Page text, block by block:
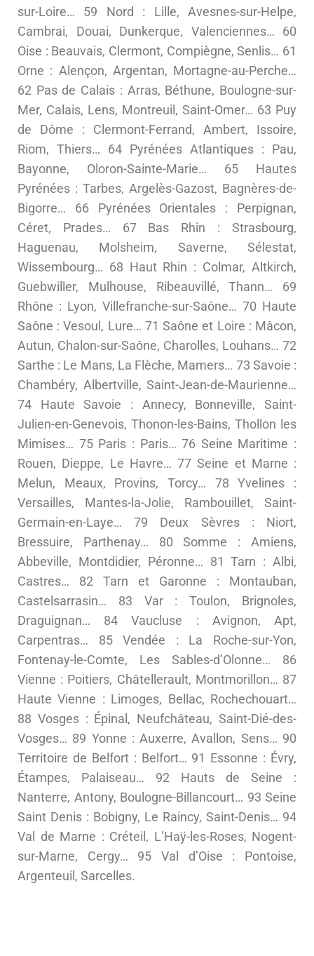
sur-Loire… 59 Nord : Lille, Avesnes-sur-Helpe,
Cambrai, Douai, Dunkerque, Valenciennes… 60
Oise : Beauvais, Clermont, Compiègne, Senlis… 61
Orne : Alençon, Argentan, Mortagne-au-Perche…
62 Pas de Calais : Arras, Béthune, Boulogne-sur-
Mer, Calais, Lens, Montreuil, Saint-Omer… 63 Puy
de Dôme : Clermont-Ferrand, Ambert, Issoire,
Riom, Thiers… 64 Pyrénées Atlantiques : Pau,
Bayonne, Oloron-Sainte-Marie… 65 Hautes
Pyrénées : Tarbes, Argelès-Gazost, Bagnères-de-
Bigorre… 66 Pyrénées Orientales : Perpignan,
Céret, Prades… 67 Bas Rhin : Strasbourg,
Haguenau, Molsheim, Saverne, Sélestat,
Wissembourg… 68 Haut Rhin : Colmar, Altkirch,
Guebwiller, Mulhouse, Ribeauvillé, Thann… 69
Rhône : Lyon, Villefranche-sur-Saône… 70 Haute
Saône : Vesoul, Lure… 71 Saône et Loire : Mâcon,
Autun, Chalon-sur-Saône, Charolles, Louhans… 72
Sarthe : Le Mans, La Flèche, Mamers… 73 Savoie :
Chambéry, Albertville, Saint-Jean-de-Maurienne…
74 Haute Savoie : Annecy, Bonneville, Saint-
Julien-en-Genevois, Thonon-les-Bains, Thollon les
Mimises… 75 Paris : Paris… 76 Seine Maritime :
Rouen, Dieppe, Le Havre… 77 Seine et Marne :
Melun, Meaux, Provins, Torcy… 78 Yvelines :
Versailles, Mantes-la-Jolie, Rambouillet, Saint-
Germain-en-Laye… 79 Deux Sèvres : Niort,
Bressuire, Parthenay… 80 Somme : Amiens,
Abbeville, Montdidier, Péronne… 81 Tarn : Albi,
Castres… 82 Tarn et Garonne : Montauban,
Castelsarrasin… 83 Var : Toulon, Brignoles,
Draguignan… 84 Vaucluse : Avignon, Apt,
Carpentras… 85 Vendée : La Roche-sur-Yon,
Fontenay-le-Comte, Les Sables-d’Olonne… 86
Vienne : Poitiers, Châtellerault, Montmorillon… 87
Haute Vienne : Limoges, Bellac, Rochechouart…
88 Vosges : Épinal, Neufchâteau, Saint-Dié-des-
Vosges… 89 Yonne : Auxerre, Avallon, Sens… 90
Territoire de Belfort : Belfort… 91 Essonne : Évry,
Étampes, Palaiseau… 92 Hauts de Seine :
Nanterre, Antony, Boulogne-Billancourt… 93 Seine
Saint Denis : Bobigny, Le Raincy, Saint-Denis… 94
Val de Marne : Créteil, L’Haÿ-les-Roses, Nogent-
sur-Marne, Cergy… 95 Val d’Oise : Pontoise,
Argenteuil, Sarcelles.